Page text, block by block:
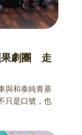
果劇團 走
與和泰純青基
只是口號，也